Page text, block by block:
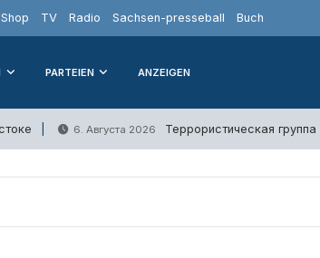
Shop TV Radio Sachsen-presseball Buch
PARTEIEN ANZEIGEN
6. Августа 2026 Террористическая